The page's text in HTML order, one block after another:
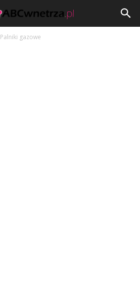
Palniki gazowe